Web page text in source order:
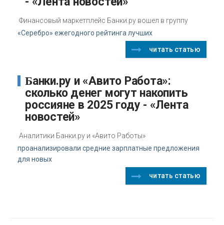
Финансовый маркетплейс Банки.ру вошел в группу
«Серебро» ежегодного рейтинга лучших
читать статью
Банки.ру и «Авито Работа»:
сколько денег могут накопить
россияне в 2025 году - «Лента
новостей»
Аналитики Банки.ру и «Авито Работы»
проанализировали средние зарплатные предложения
для новых
читать статью